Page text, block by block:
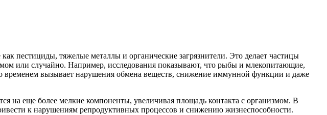
пестициды, тяжелые металлы и органические загрязнители. Это делает частицы
или случайно. Например, исследования показывают, что рыбы и млекопитающие,
временем вызывает нарушения обмена веществ, снижение иммунной функции и даже
на еще более мелкие компоненты, увеличивая площадь контакта с организмом. В
к нарушениям репродуктивных процессов и снижению жизнеспособности.